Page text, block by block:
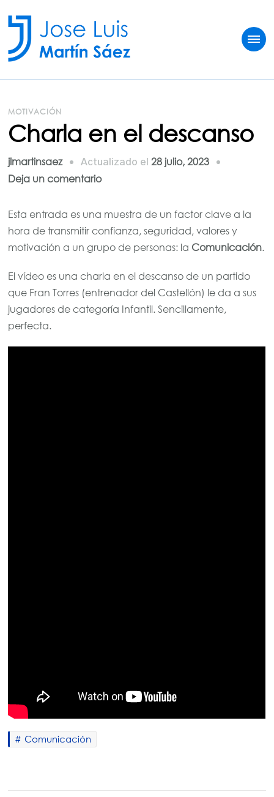
Jose Luis Martín
MOTIVACIÓN
Charla en el descanso
jlmartinsaez Actualizado el28 julio, 2023
Deja un comentarioen
en
el
descanso
Esta entrada es una muestra de un factor clave a la
hora de transmitir confianza, seguridad, valores y
motivación a un grupo de personas: la Comunicación.
El vídeo es una charla en el descanso de un partido
que Fran Torres (entrenador del Castellón) le da a sus
jugadores de categoría Infantil. Sencillamente,
perfecta.
Comunicación